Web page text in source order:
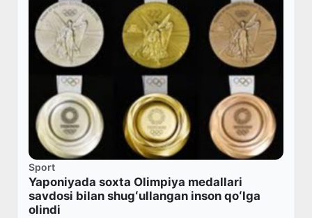
Sport
Yaponiyada soxta Olimpiya medallari
savdosi bilan shugʻullangan inson qoʻlga
olindi